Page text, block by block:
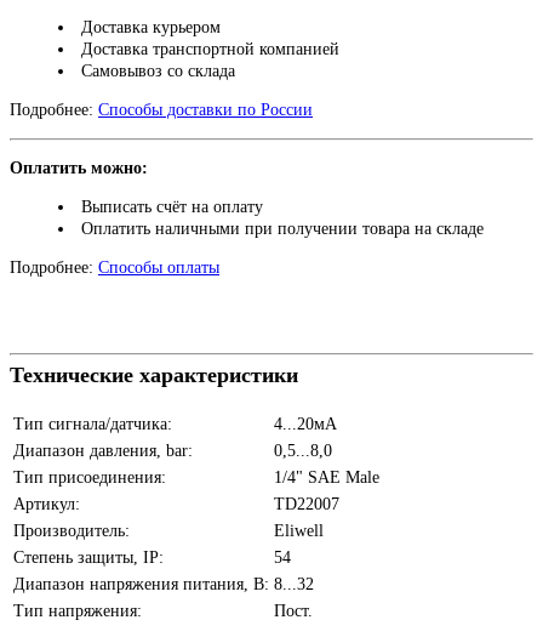
Доставка курьером
Доставка транспортной компанией
Самовывоз со склада
Подробнее: Способы доставки по России
Оплатить можно:
Выписать счёт на оплату
Оплатить наличными при получении товара на складе
Подробнее: Способы оплаты
Технические характеристики
Тип сигнала/датчика:
4...20мА
Диапазон давления, bar:
0,5...8,0
Тип присоединения:
1/4" SAE Male
Артикул:
TD22007
Производитель:
Eliwell
Степень защиты, IP:
54
Диапазон напряжения питания, В: 8...32
Тип напряжения:
Пост.